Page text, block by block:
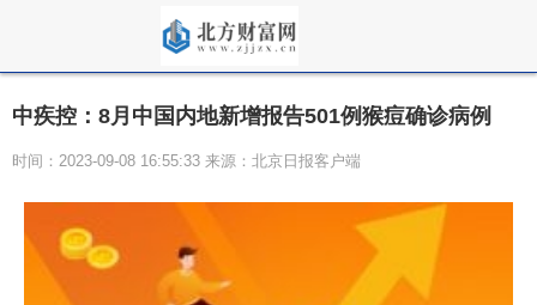
中疾控：8月中国内地新增报告501例猴痘确诊病例
时间：2023-09-08 16:55:33 来源：北京日报客户端